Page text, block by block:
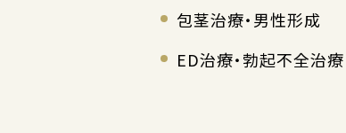
包茎治療・男性形成
ED治療・勃起不全治療